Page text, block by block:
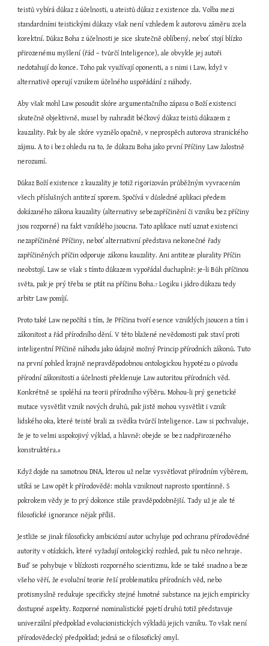
teistů vybírá důkaz z účelnosti, u ateistů důkaz z existence zla. Volba mezi
standardními teistickými důkazy však není vzhledem k autorovu záměru zcela
korektní. Důkaz Boha z účelnosti je sice skutečně oblíbený, neboť stojí blízko
přirozenému myšlení (řád – tvůrčí Inteligence), ale obvykle jej autoři
nedotahují do konce. Toho pak využívají oponenti, a s nimi i Law, když v
alternativě operují vznikem účelného uspořádání z náhody.
Aby však mohl Law posoudit skóre argumentačního zápasu o Boží existenci
skutečně objektivně, musel by nahradit béčkový důkaz teistů důkazem z
kauzality. Pak by ale skóre vyznělo opačně, v neprospěch autorova stranického
zájmu. A to i bez ohledu na to, že důkazu Boha jako první Příčiny Law žalostně
nerozumí.
Důkaz Boží existence z kauzality je totiž rigorizován průběžným vyvracením
všech příslušných antitezí sporem. Spočívá v důsledné aplikaci předem
dokázaného zákona kauzality (alternativy sebezapříčinění či vzniku bez příčiny
jsou rozporné) na fakt vzniklého jsoucna. Tato aplikace nutí uznat existenci
nezapříčiněné Příčiny, neboť alternativní představa nekonečné řady
zapříčiněných příčin odporuje zákonu kauzality. Ani antiteze plurality Příčin
neobstojí. Law se však s tímto důkazem vypořádal duchaplně: je-li Bůh příčinou
světa, pak je prý třeba se ptát na příčinu Boha.7 Logiku i jádro důkazu tedy
arbitr Law pomíjí.
Proto také Law nepočítá s tím, že Příčina tvoří esence vzniklých jsoucen a tím i
zákonitost a řád přírodního dění. V této blažené nevědomosti pak staví proti
inteligentní Příčině náhodu jako údajně možný Princip přírodních zákonů. Tuto
na první pohled krajně nepravděpodobnou ontologickou hypotézu o původu
přírodní zákonitosti a účelnosti překlenuje Law autoritou přírodních věd.
Konkrétně se spoléhá na teorii přírodního výběru. Mohou-li prý genetické
mutace vysvětlit vznik nových druhů, pak jistě mohou vysvětlit i vznik
lidského oka, které teisté brali za svědka tvůrčí Inteligence. Law si pochvaluje,
že je to velmi uspokojivý výklad, a hlavně: obejde se bez nadpřirozeného
konstruktéra.8
Když dojde na samotnou DNA, kterou už nelze vysvětlovat přírodním výběrem,
utíká se Law opět k přírodovědě: mohla vzniknout naprosto spontánně. S
pokrokem vědy je to prý dokonce stále pravděpodobnější. Tady už je ale té
filosofické ignorance nějak příliš.
Jestliže se jinak filosoficky ambiciózní autor uchyluje pod ochranu přírodovědné
autority v otázkách, které vyžadují ontologický rozhled, pak tu něco nehraje.
Buď se pohybuje v blízkosti rozporného scientizmu, kde se také snadno a beze
všeho věří, že evoluční teorie řeší problematiku přírodních věd, nebo
protismyslně redukuje specificky stejné hmotné substance na jejich empiricky
dostupné aspekty. Rozporné nominalistické pojetí druhů totiž představuje
univerzální předpoklad evolucionistických výkladů jejich vzniku. To však není
přírodovědecký předpoklad; jedná se o filosofický omyl.